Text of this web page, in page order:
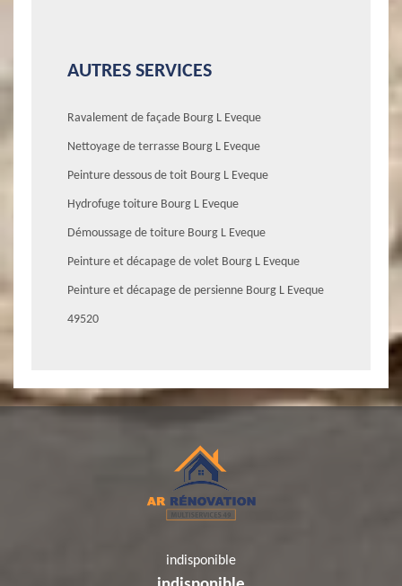
AUTRES SERVICES
Ravalement de façade Bourg L Eveque
Nettoyage de terrasse Bourg L Eveque
Peinture dessous de toit Bourg L Eveque
Hydrofuge toiture Bourg L Eveque
Démoussage de toiture Bourg L Eveque
Peinture et décapage de volet Bourg L Eveque
Peinture et décapage de persienne Bourg L Eveque
49520
indisponible